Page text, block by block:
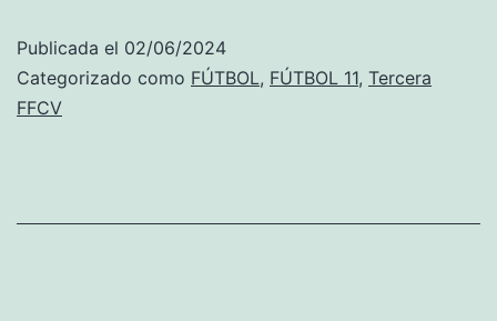
asciende
tras
Publicada el 02/06/2024
Categorizado como FÚTBOL, FÚTBOL 11, Tercera
FFCV